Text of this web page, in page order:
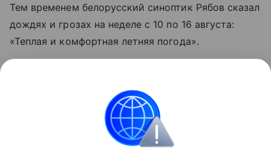
Тем временем белорусский синоптик Рябов сказал
дождях и грозах на неделе с 10 по 16 августа:
«Теплая и комфортная летняя погода».
который будет реконструирован в 2027 году.
Instagram* — продукт компании Meta, признанной
в России экстремистской организацией.